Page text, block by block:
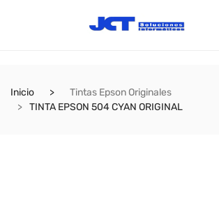
Inicio
Tintas Epson Originales
TINTA EPSON 504 CYAN ORIGINAL